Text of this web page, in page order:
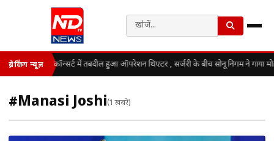
ब्रेकिंग न्यूज़ कॉन्सर्ट में तबदील हुआ ऑपरेशन थिएटर , सर्जरी के बीच सोनू निगम ने गाया
#Manasi Joshi(1 खबरें)